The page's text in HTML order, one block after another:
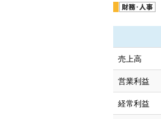
売上高
営業利益
経常利益